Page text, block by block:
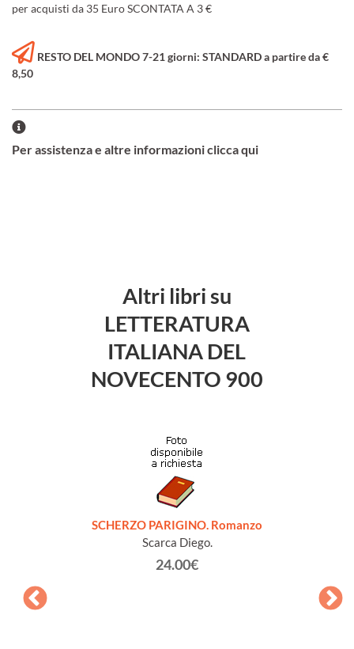
per acquisti da 35 Euro SCONTATA A 3 €
RESTO DEL MONDO 7-21 giorni: STANDARD a partire da €
8,50
Per assistenza e altre informazioni clicca qui
Altri libri su
LETTERATURA
ITALIANA DEL
NOVECENTO 900
SCHERZO PARIGINO. Romanzo
Scarca Diego.
24.00€